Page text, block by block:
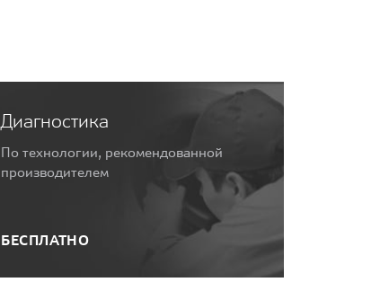
Диагностика
По технологии, рекомендованной
производителем
БЕСПЛАТНО